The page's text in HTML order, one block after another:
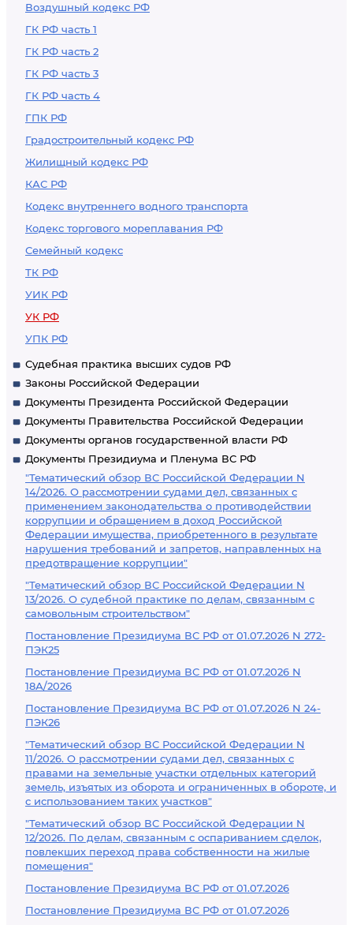
Воздушный кодекс РФ
ГК РФ часть 1
ГК РФ часть 2
ГК РФ часть 3
ГК РФ часть 4
ГПК РФ
Градостроительный кодекс РФ
Жилищный кодекс РФ
КАС РФ
Кодекс внутреннего водного транспорта
Кодекс торгового мореплавания РФ
Семейный кодекс
ТК РФ
УИК РФ
УК РФ
УПК РФ
Судебная практика высших судов РФ
Законы Российской Федерации
Документы Президента Российской Федерации
Документы Правительства Российской Федерации
Документы органов государственной власти РФ
Документы Президиума и Пленума ВС РФ
"Тематический обзор ВС Российской Федерации N
14/2026. О рассмотрении судами дел, связанных с
применением законодательства о противодействии
коррупции и обращением в доход Российской
Федерации имущества, приобретенного в результате
нарушения требований и запретов, направленных на
предотвращение коррупции"
"Тематический обзор ВС Российской Федерации N
13/2026. О судебной практике по делам, связанным с
самовольным строительством"
Постановление Президиума ВС РФ от 01.07.2026 N 272-
ПЭК25
Постановление Президиума ВС РФ от 01.07.2026 N
18А/2026
Постановление Президиума ВС РФ от 01.07.2026 N 24-
ПЭК26
"Тематический обзор ВС Российской Федерации N
11/2026. О рассмотрении судами дел, связанных с
правами на земельные участки отдельных категорий
земель, изъятых из оборота и ограниченных в обороте, и
с использованием таких участков"
"Тематический обзор ВС Российской Федерации N
12/2026. По делам, связанным с оспариванием сделок,
повлекших переход права собственности на жилые
помещения"
Постановление Президиума ВС РФ от 01.07.2026
Постановление Президиума ВС РФ от 01.07.2026